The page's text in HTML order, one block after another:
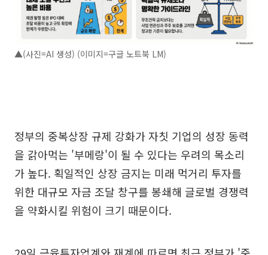
▲(사진=AI 생성) (이미지=구글 노트북 LM)
정부의 중복상장 규제 강화가 자칫 기업의 성장 동력
을 갉아먹는 '부메랑'이 될 수 있다는 우려의 목소리
가 높다. 획일적인 상장 금지는 미래 먹거리 투자를
위한 대규모 자금 조달 창구를 봉쇄해 글로벌 경쟁력
을 약화시킬 위험이 크기 때문이다.